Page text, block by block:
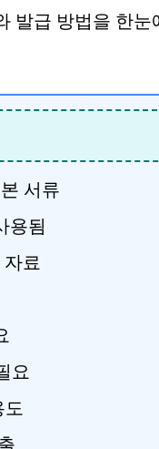
발급 방법을 한눈
서류
용됨
료
요